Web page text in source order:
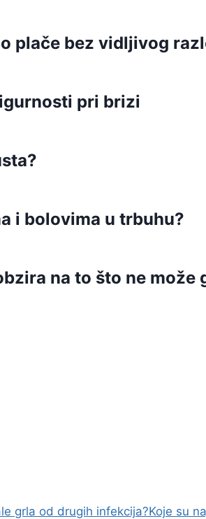
plače bez vidljivog
pri brizi
i bolovima u trbuhu?
na to što ne može
grla od drugih infekcija?Koje su